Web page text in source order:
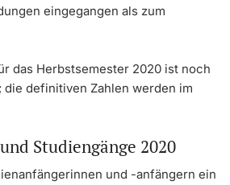
eingegangen als zum
das Herbstsemester 2020 ist noch
definitiven Zahlen werden im
Studiengänge 2020
und -anfängern ein